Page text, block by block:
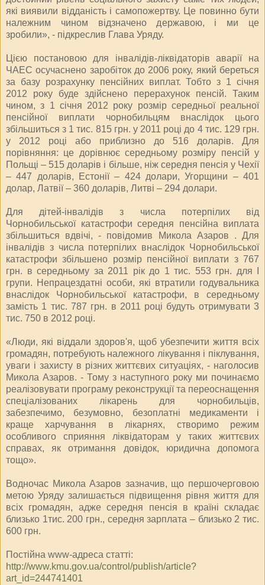
які виявили відданість і самопожертву. Це повинно бути
належним чином відзначено державою, і ми це
зробили», - підкреслив Глава Уряду.
Цією постановою для інвалідів-ліквідаторів аварії на
ЧАЕС осучаснено заробіток до 2006 року, який береться
за базу розрахунку пенсійних виплат. Тобто з 1 січня
2012 року буде здійснено перерахунок пенсій. Таким
чином, з 1 січня 2012 року розмір середньої реальної
пенсійної виплати чорнобильцям внаслідок цього
збільшиться з 1 тис. 815 грн. у 2011 році до 4 тис. 129 грн.
у 2012 році або приблизно до 516 доларів. Для
порівняння: це дорівнює середньому розміру пенсій у
Польщі – 515 доларів і більше, ніж середня пенсія у Чехії
– 447 доларів, Естонії – 424 долари, Угорщини – 401
долар, Латвії – 360 доларів, Литві – 294 долари.
Для дітей-інвалідів з числа потерпілих від
Чорнобильської катастрофи середня пенсійна виплата
збільшиться вдвічі, - повідомив Микола Азаров . Для
інвалідів з числа потерпілих внаслідок Чорнобильської
катастрофи збільшено розмір пенсійної виплати з 767
грн. в середньому за 2011 рік до 1 тис. 553 грн. для І
групи. Непрацездатні особи, які втратили годувальника
внаслідок Чорнобильської катастрофи, в середньому
замість 1 тис. 787 грн. в 2011 році будуть отримувати 3
тис. 750 в 2012 році.
«Люди, які віддали здоров'я, щоб убезпечити життя всіх
громадян, потребують належного лікування і піклування,
уваги і захисту в різних життєвих ситуаціях, - наголосив
Микола Азаров. - Тому з наступного року ми починаємо
реалізовувати програму реконструкції та переоснащення
спеціалізованих лікарень для чорнобильців,
забезпечимо, безумовно, безоплатні медикаменти і
краще харчування в лікарнях, створимо режим
особливого сприяння ліквідаторам у таких життєвих
справах, як отримання довідок, юридична допомога
тощо».
Водночас Микола Азаров зазначив, що першочерговою
метою Уряду залишається підвищення рівня життя для
всіх громадян, адже середня пенсія в країні складає
близько 1тис. 200 грн., середня зарплата – близько 2 тис.
600 грн.
Постійна www-адреса статті:
http://www.kmu.gov.ua/control/publish/article?
art_id=244741401